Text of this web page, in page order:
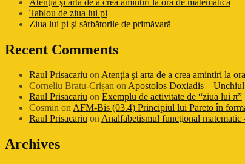
Tablou de ziua lui pi
Ziua lui pi şi sărbătorile de primăvară
Recent Comments
Raul Prisacariu onAtenţia şi arta de a crea amintiri la
Corneliu Bratu-Crișan onApostolos Doxiadis –
Raul Prisacariu on Exemplu de activitate de “ziua lui π”
Cosmin onAFM-Bis (03.4) Principiul lui Pareto în
Raul Prisacariu onAnalfabetismul funcţional
Archives